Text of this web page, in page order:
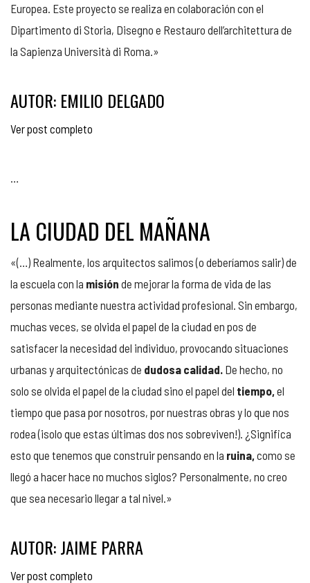
Europea. Este proyecto se realiza en colaboración con el
Dipartimento di Storia, Disegno e Restauro dell’architettura de
la Sapienza Università di Roma.»
AUTOR: EMILIO DELGADO
Ver post completo
LA CIUDAD DEL MAÑANA
«(…) Realmente, los arquitectos salimos (o deberíamos salir) de
la escuela con la misión de mejorar la forma de vida de las
personas mediante nuestra actividad profesional. Sin embargo,
muchas veces, se olvida el papel de la ciudad en pos de
satisfacer la necesidad del individuo, provocando situaciones
urbanas y arquitectónicas de dudosa calidad. De hecho, no
solo se olvida el papel de la ciudad sino el papel del tiempo, el
tiempo que pasa por nosotros, por nuestras obras y lo que nos
rodea (¡solo que estas últimas dos nos sobreviven!). ¿Significa
esto que tenemos que construir pensando en la ruina, como se
llegó a hacer hace no muchos siglos? Personalmente, no creo
que sea necesario llegar a tal nivel.»
AUTOR: JAIME PARRA
Ver post completo